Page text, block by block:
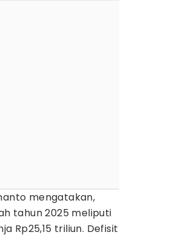
mengatakan,
tahun 2025 meliputi
Rp25,15 triliun. Defisit